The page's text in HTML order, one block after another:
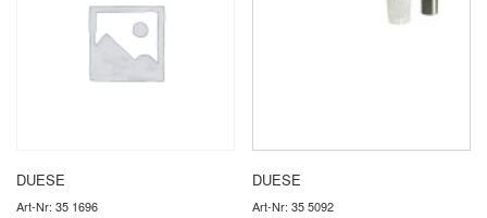
DUESE
Art-Nr: 35 1696
DUESE
Art-Nr: 35 5092